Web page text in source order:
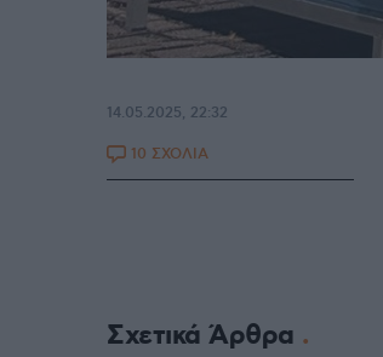
14.05.2025, 22:32
10 ΣΧΟΛΙΑ
Σχετικά Άρθρα